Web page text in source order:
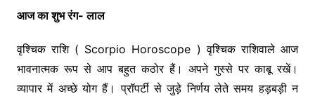
आज का शुभ रंग- लाल
वृश्चिक राशि ( Scorpio Horoscope ) वृश्चिक राशिवाले आज
भावनात्मक रूप से आप बहुत कठोर हैं। अपने गुस्से पर काबू रखें।
व्यापार में अच्छे योग हैं। प्रॉपर्टी से जुड़े निर्णय लेते समय हड़बड़ी न